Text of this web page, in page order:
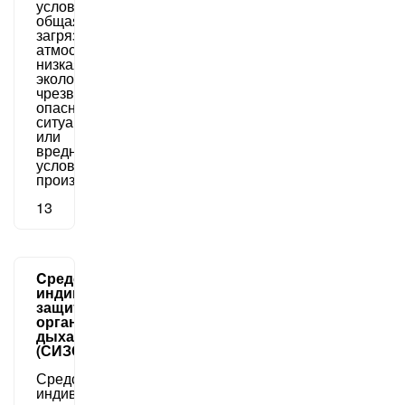
условий:
общая
загрязненность
атмосферы,
низкая
экология,
чрезвычайно
опасные
ситуации
или
вредные
условия
производства.
13
Cредства
индивидуальной
защиты
органов
дыхания
(СИЗОД)
Средства
индивидуальной